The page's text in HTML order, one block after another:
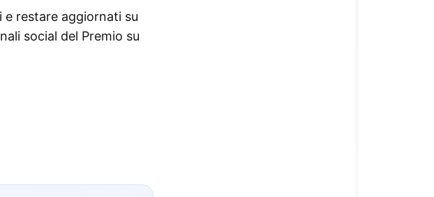
restare aggiornati su
social del Premio su